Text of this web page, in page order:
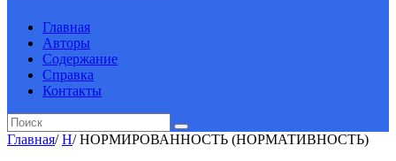
Главная
Авторы
Содержание
Справка
Контакты
Главная/ Н/ НОРМИРОВАННОСТЬ (НОРМАТИВНОСТЬ)